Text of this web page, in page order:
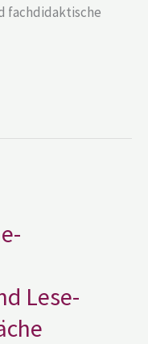
fachdidaktische
Lese-